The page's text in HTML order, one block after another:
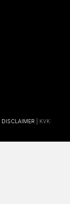
DISCLAIMER | KVK: